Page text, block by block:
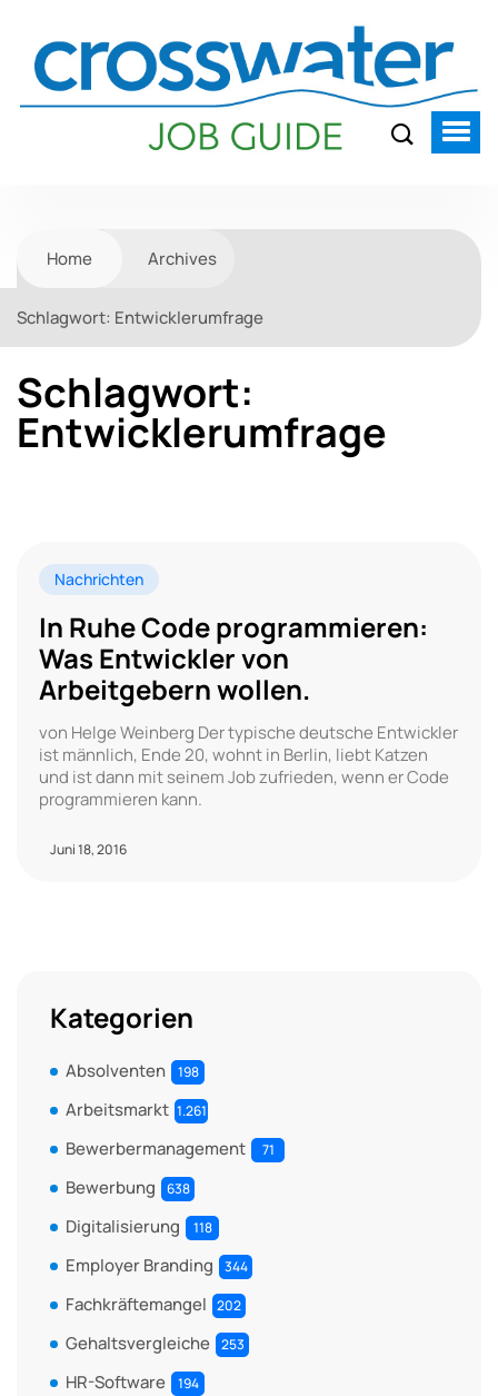
Home Archives
Schlagwort: Entwicklerumfrage
Schlagwort:
Entwicklerumfrage
Nachrichten
In Ruhe Code programmieren:
Was Entwickler von
Arbeitgebern wollen.
von Helge Weinberg Der typische deutsche Entwickler
ist männlich, Ende 20, wohnt in Berlin, liebt Katzen
und ist dann mit seinem Job zufrieden, wenn er Code
programmieren kann.
Juni 18, 2016
Kategorien
Absolventen 198
Arbeitsmarkt 1.261
Bewerbermanagement 71
Bewerbung 638
Digitalisierung 118
Employer Branding 344
Fachkräftemangel 202
Gehaltsvergleiche 253
HR-Software 194